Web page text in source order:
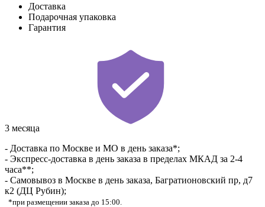
Доставка
Подарочная упаковка
Гарантия
3 месяца
- Доставка по Москве и МО в день заказа*;
- Экспресс-доставка в день заказа в пределах МКАД за 2-4
часа**;
- Самовывоз в Москве в день заказа, Багратионовский пр, д7
к2 (ДЦ Рубин);
*при размещении заказа до 15:00.